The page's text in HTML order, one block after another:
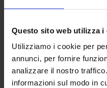
Questo sito web utilizza i
Utilizziamo i cookie per
annunci, per fornire
analizzare il nostro
informazioni sul modo in
Vai
ALFA